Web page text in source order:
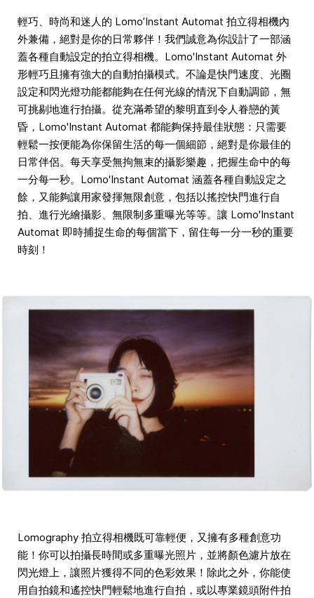
輕巧、時尚和迷人的 Lomo’Instant Automat 拍立得相機內
外兼備，絕對是你的日常夥伴！我們誠意為你設計了一部涵
蓋各種自動設定的拍立得相機。Lomo'Instant Automat 外
形輕巧且擁有強大的自動拍攝模式。不論是快門速度、光圈
設定和閃光燈功能都能夠在任何光線的情況下自動調節，無
可挑剔地進行拍攝。從充滿希望的黎明直到令人眷戀的黃
昏，Lomo'Instant Automat 都能夠保持最佳狀態：只需要
輕鬆一按便能為你保留生活的每一個細節，絕對是你最佳的
日常伴侶。每天享受無拘無束的攝影樂趣，把握生命中的每
一分每一秒。Lomo'Instant Automat 涵蓋各種自動設定之
餘，又能夠讓用家發揮無限創意，包括以搖控快門進行自
拍、進行光繪攝影、無限制多重曝光等等。讓 Lomo'Instant
Automat 即時捕捉生命的每個當下，留住每一分一秒的重要
時刻！
Lomography 拍立得相機既可靠輕便，又擁有多種創意功
能！你可以拍攝長時間或多重曝光照片，並將顏色濾片放在
閃光燈上，讓照片獲得不同的色彩效果！除此之外，你能使
用自拍鏡和遙控快門輕鬆地進行自拍，或以專業鏡頭附件拍